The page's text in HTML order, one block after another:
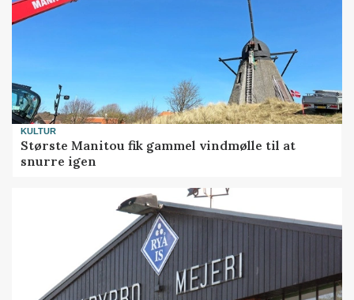
KULTUR
Største Manitou fik gammel vindmølle til at
snurre igen